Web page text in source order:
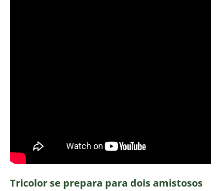
Tricolor se prepara para dois amistosos